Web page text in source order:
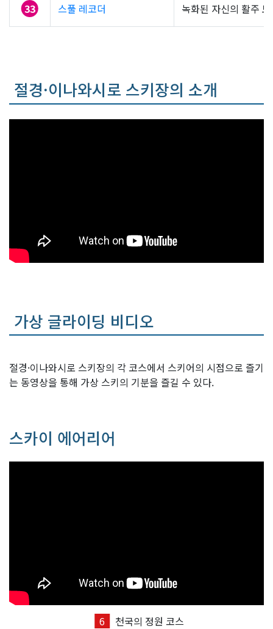
33 스풀 레코더 녹화된 자신의 활주
절경·이나와시로 스키장의 소개
가상 글라이딩 비디오
절경·이나와시로 스키장의 각 코스에서 스키어의 시점으로 즐기
는 동영상을 통해 가상 스키의 기분을 즐길 수 있다.
스카이 에어리어
6 천국의 정원 코스